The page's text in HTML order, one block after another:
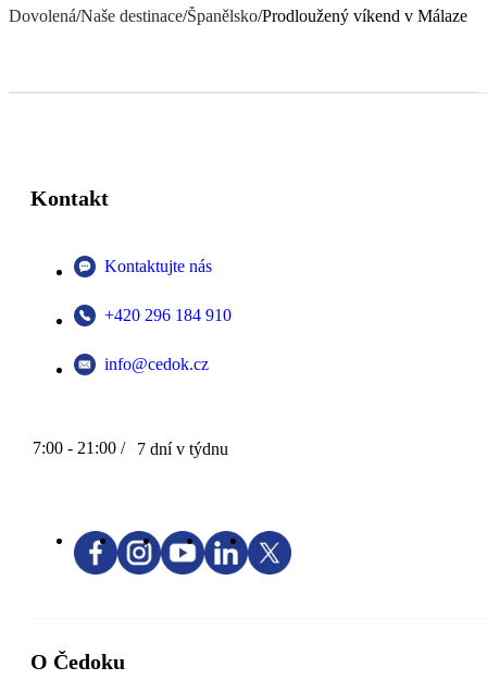
Dovolená/Naše destinace/Španělsko/Prodloužený víkend v Málaze
Kontakt
Kontaktujte nás
+420 296 184 910
info@cedok.cz
7:00 - 21:00 / 7 dní v týdnu
O Čedoku